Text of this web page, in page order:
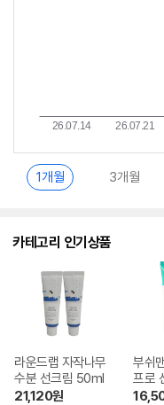
1개월 3개월
카테고리 인기상품
라운드랩 자작나무
수분 선크림 50ml
21,120원
부쉬
프로